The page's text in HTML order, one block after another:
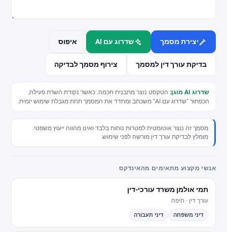
יצירת מסמך שדרוג עם AI איפוס
בדיקת עורך דין למסמך צירוף מסמך לבדיקה
שדרוג AI מוגן:
הטקסט נוצר מתבנית חכמה. כאשר נקודת השרת פעילה,
הכפתור "שדרוג עם AI" משכתב ומחדד את המסמך תחת מגבלת שימוש יומית.
מסמך זה נוצר אוטומטית למטרות נוחות בלבד ואינו מהווה ייעוץ משפטי.
מומלץ לבדיקת עורך דין מורשה לפני שימוש.
אנשי מקצוע מתאימים מהאינדקס
תמי אולמן משרד עורכי-דין
עורך דין · חיפה
דיני משפחה דיני תעבורה
פורטל משפטי מתקדם המציע מידע מקצועי, מדריכים, וחיבור ישיר
לעורכי דין מתאימים בישראל, הכל בממשק אחד.
כתובת בית עסק:
רחוב ראול ולנברג 18, מתחם CU, מגדל C, קומה 2, תל
אביב-יפו
תחומי התמחות
דיני משפחה וגירושין
מקרקעין ונדל"ן
רשלנות רפואית
דיני עבודה